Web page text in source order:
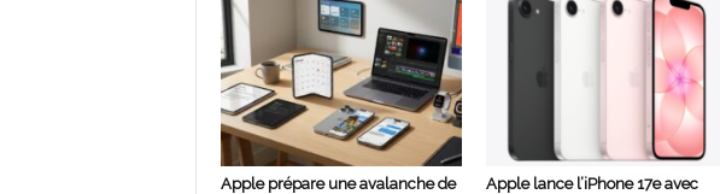
Apple prépare une avalanche de
Apple lance l’iPhone 17e avec